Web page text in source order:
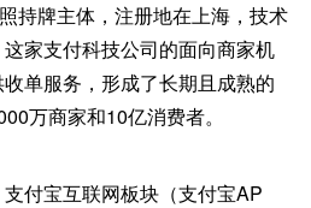
持牌主体，注册地在上海，技术
家支付科技公司的面向商家机
单服务，形成了长期且成熟的
万商家和10亿消费者。
付宝互联网板块（支付宝AP